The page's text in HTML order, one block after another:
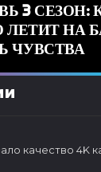
3 СЕЗОН:
ЛЕТИТ НА
ЧУВСТВА
качество 4K